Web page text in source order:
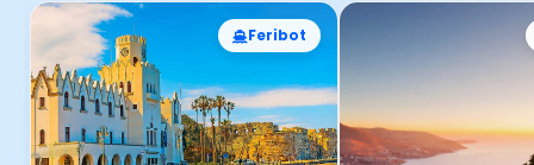
Feribot